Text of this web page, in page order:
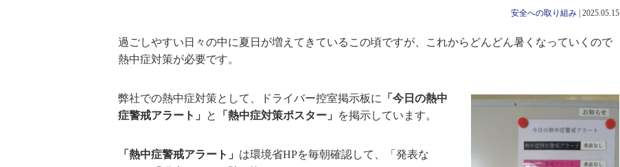
安全への取り組み 2025.05.15
過ごしやすい日々の中に夏日が増えてきているこの頃ですが、これからどんどん暑くなっていくので
熱中症対策が必要です。
弊社での熱中症対策として、ドライバー控室掲示板に
「今日の熱中
症警戒アラート」
と 「熱中症対策ポスター」 を掲示しています。
「熱中症警戒アラート」 は環境省HPを毎朝確認して、「発表な